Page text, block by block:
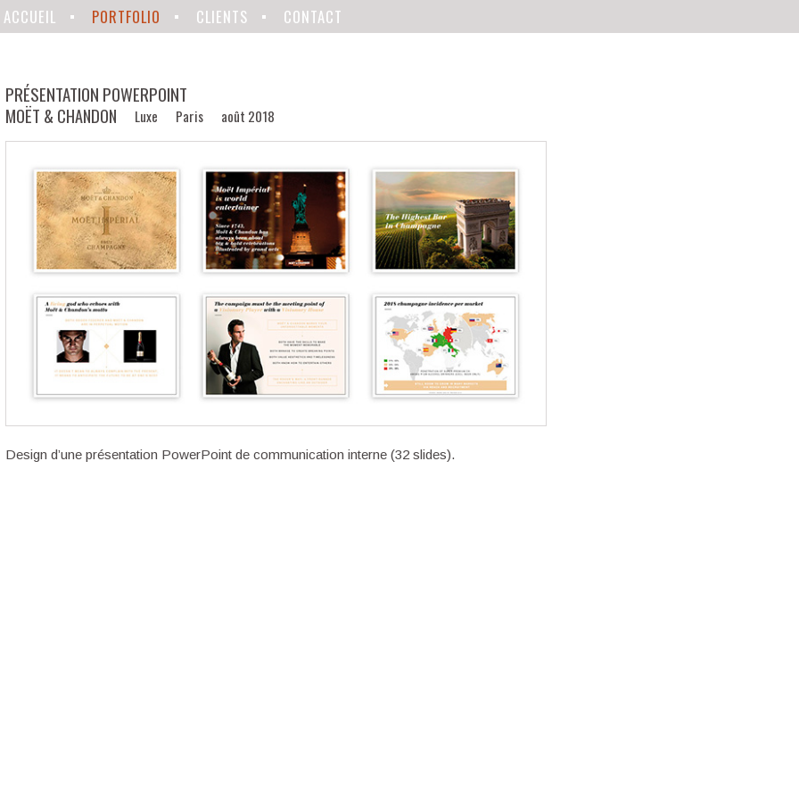
PRINCIPAL
contenu principal
contenu secondaire
ACCUEIL PORTFOLIO CLIENTS CONTACT
PRÉSENTATION POWERPOINT
MOËT & CHANDON Luxe Paris août 2018
Design d’une présentation PowerPoint de communication interne (32 slides).